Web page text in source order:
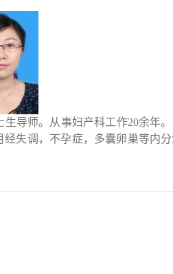
导师。从事妇产科工作20余年
失调，不孕症，多囊卵巢等内